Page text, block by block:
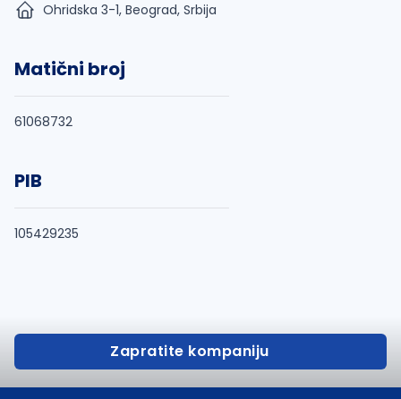
Ohridska 3-1, Beograd, Srbija
Matični broj
61068732
PIB
105429235
Zapratite kompaniju